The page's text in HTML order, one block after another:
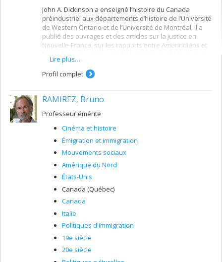
John A. Dickinson a enseigné l’histoire du Canada
préindustriel aux départements d’histoire de l’Université
de Western Ontario et de l’Université de Montréal. Il a
publié des ouvrages et des articles sur la justice en
Nouvelle-France, sur les rapports entre Amérindiens et
Normandie aux XVIIe et XVIIIe siècles.
Lire plus…
Profil complet
RAMIREZ, Bruno
Professeur émérite
Cinéma et histoire
Émigration et immigration
Mouvements sociaux
Amérique du Nord
États-Unis
Canada (Québec)
Canada
Italie
Politiques d'immigration
19e siècle
20e siècle